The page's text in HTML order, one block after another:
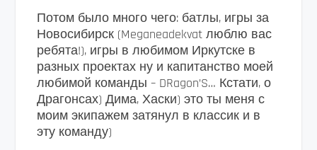
Потом было много чего: батлы, игры за
Новосибирск (Meganeadekvat люблю вас
ребята!), игры в любимом Иркутске в
разных проектах ну и капитанство моей
любимой команды – DRagon’S… Кстати, о
Драгонсах) Дима, Хаски) это ты меня с
моим экипажем затянул в классик и в
эту команду)